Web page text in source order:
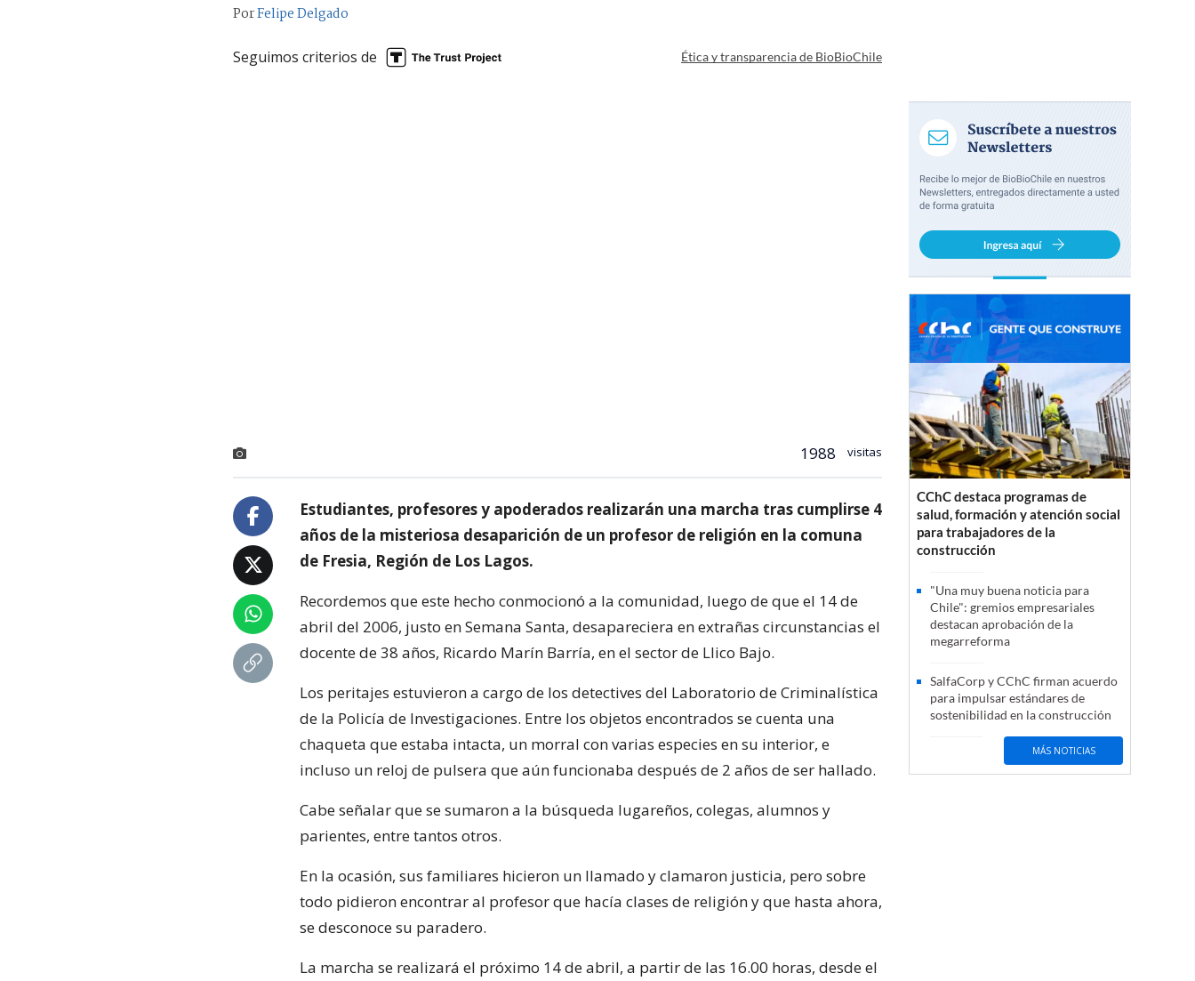
PorFelipe Delgado
Seguimos criterios de Ética y transparencia de BioBioChile
1988 visitas
Estudiantes, profesores y apoderados realizarán una marcha tras cumplirse 4
años de la misteriosa desaparición de un profesor de religión en la comuna
de Fresia, Región de Los Lagos.
Recordemos que este hecho conmocionó a la comunidad, luego de que el 14 de
abril del 2006, justo en Semana Santa, desapareciera en extrañas circunstancias el
docente de 38 años, Ricardo Marín Barría, en el sector de Llico Bajo.
Los peritajes estuvieron a cargo de los detectives del Laboratorio de Criminalística
de la Policía de Investigaciones. Entre los objetos encontrados se cuenta una
chaqueta que estaba intacta, un morral con varias especies en su interior, e
incluso un reloj de pulsera que aún funcionaba después de 2 años de ser hallado.
Cabe señalar que se sumaron a la búsqueda lugareños, colegas, alumnos y
parientes, entre tantos otros.
En la ocasión, sus familiares hicieron un llamado y clamaron justicia, pero sobre
todo pidieron encontrar al profesor que hacía clases de religión y que hasta ahora,
se desconoce su paradero.
La marcha se realizará el próximo 14 de abril, a partir de las 16.00 horas, desde el
CChC destaca programas de
salud, formación y atención social
para trabajadores de la
construcción
"Una muy buena noticia para
Chile": gremios empresariales
destacan aprobación de la
megarreforma
SalfaCorp y CChC firman acuerdo
para impulsar estándares de
sostenibilidad en la construcción
MÁS NOTICIAS